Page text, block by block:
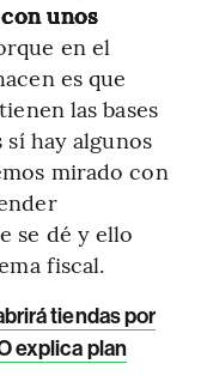
unos
en el
es que
las bases
hay algunos
mirado con
se dé y ello
fiscal.
tiendas por
explica plan